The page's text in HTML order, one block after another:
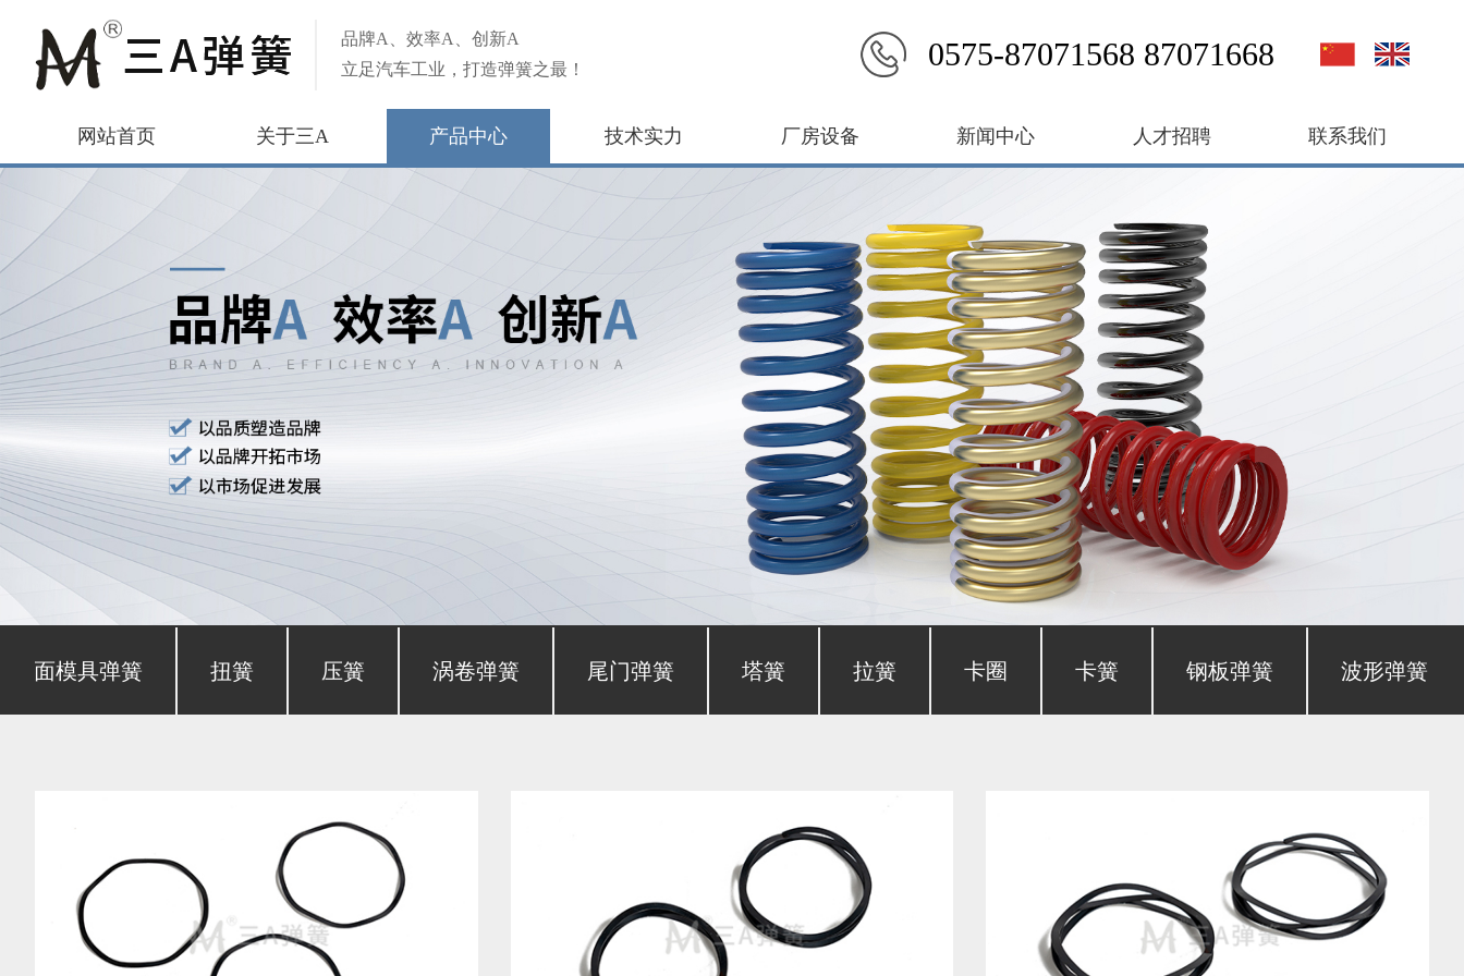
品牌A、效率A、创新A
立足汽车工业，打造弹簧之最！
0575-87071568 87071668
网站首页 关于三A 产品中心 技术实力 厂房设备 新闻中心 人才招聘 联系我们
截面模具弹簧 扭簧 压簧 涡卷弹簧 尾门弹簧 塔簧 拉簧 卡圈 卡簧 钢板弹簧 波形弹簧